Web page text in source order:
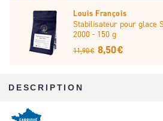
Louis François
Stabilisateur pour glace
2000 - 150 g
11,90 € 8,50 €
DESCRIPTION